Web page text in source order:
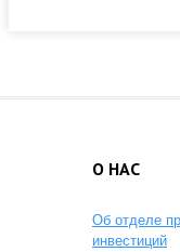
О НАС
Об отделе
инвестиций